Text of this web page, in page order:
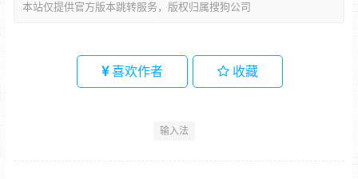
本站仅提供官方版本跳转服务，版权归属搜狗公司
喜欢作者 收藏
输入法